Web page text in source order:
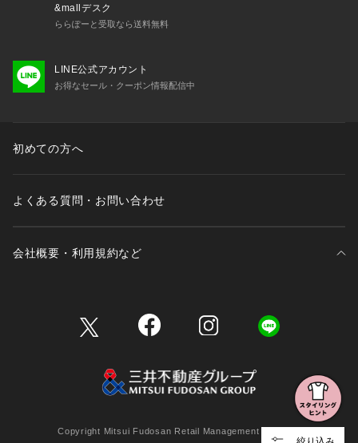
&mallデスク
ららぽーと受取なら送料無料
LINE公式アカウント
お得なセール・クーポン情報配信中
初めての方へ
よくある質問・お問い合わせ
会社概要・利用規約など
Copyright Mitsui Fudosan Retail Management Co., Ltd.